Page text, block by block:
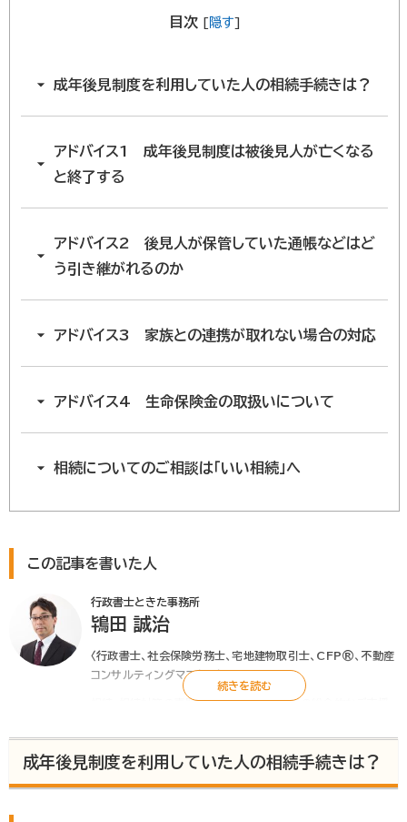
目次 [ 隠す]
成年後見制度を利用していた人の相続手続きは？
アドバイス1 成年後見制度は被後見人が亡くなる
と終了する
アドバイス2 後見人が保管していた通帳などはど
う引き継がれるのか
アドバイス3 家族との連携が取れない場合の対応
アドバイス4 生命保険金の取扱いについて
相続についてのご相談は「いい相続」へ
この記事を書いた人
行政書士ときた事務所
鴇田 誠治
〈行政書士、社会保険労務士、宅地建物取引士、CFP®、不動産
コンサルティングマスター〉
相続・相続対策の専門家として、相続手続きの総合的なご支援
え、アドバイスをさせていただきます。また、後見や財産管理、民
事（家族）信託などもお気軽にご相談ください。
成年後見制度を利用していた人の相続手続きは？